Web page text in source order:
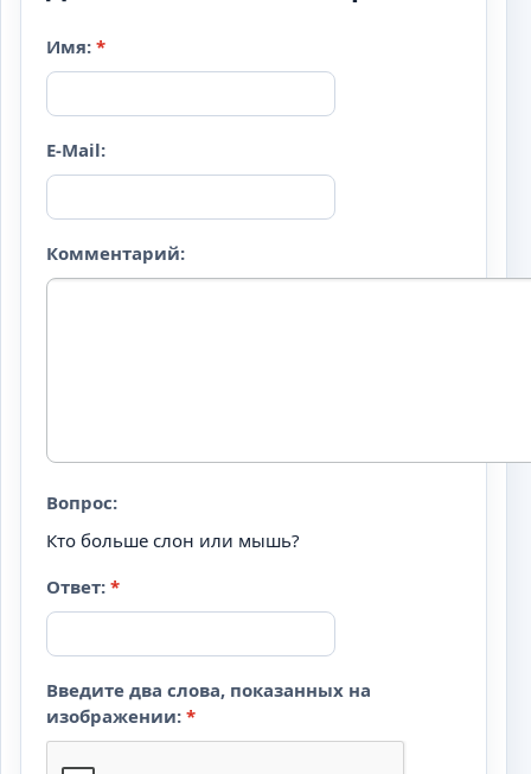
Имя: *
E-Mail:
Комментарий:
Вопрос:
Кто больше слон или мышь?
Ответ: *
Введите два слова, показанных на
изображении: *